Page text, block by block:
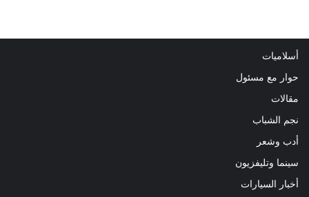
أسلاميات
حوار مع مسئول
مقالات
نجم الشباب
أدب وشعر
سينما وتليفزيون
أخبار السيارات